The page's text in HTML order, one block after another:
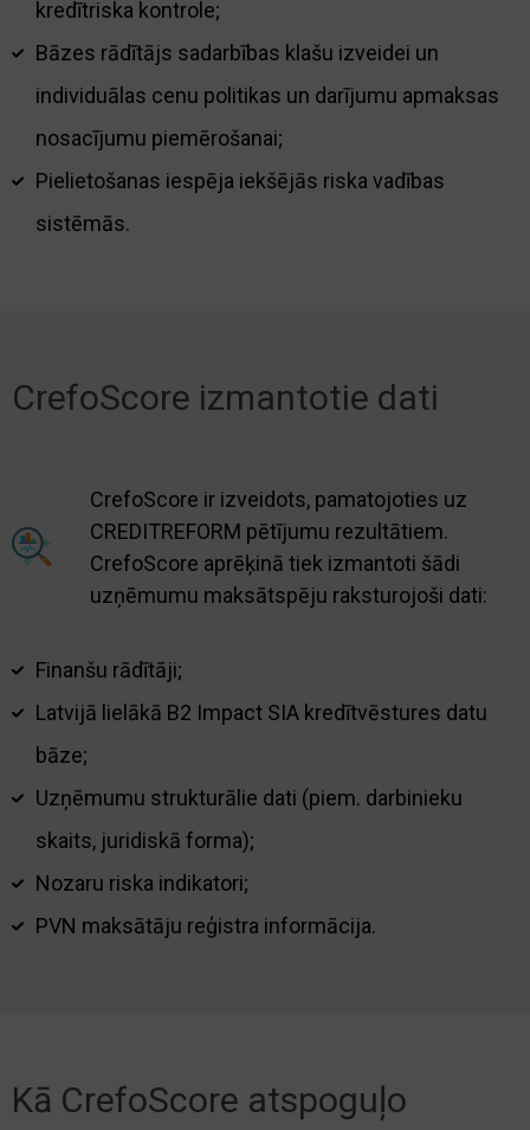
kredītriska kontrole;
Bāzes rādītājs sadarbības klašu izveidei un
individuālas cenu politikas un darījumu apmaksas
nosacījumu piemērošanai;
Pielietošanas iespēja iekšējās riska vadības
sistēmās.
CrefoScore izmantotie dati
CrefoScore ir izveidots, pamatojoties uz
CREDITREFORM pētījumu rezultātiem.
CrefoScore aprēķinā tiek izmantoti šādi
uzņēmumu maksātspēju raksturojoši dati:
Finanšu rādītāji;
Latvijā lielākā B2 Impact SIA kredītvēstures datu
bāze;
Uzņēmumu strukturālie dati (piem. darbinieku
skaits, juridiskā forma);
Nozaru riska indikatori;
PVN maksātāju reģistra informācija.
Kā CrefoScore atspoguļo